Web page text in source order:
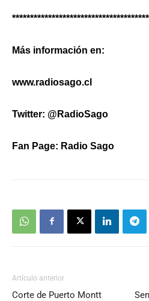
**************************************
Más información en:
www.radiosago.cl
Twitter: @RadioSago
Fan Page: Radio Sago
Artículo anterior
Corte de Puerto Montt